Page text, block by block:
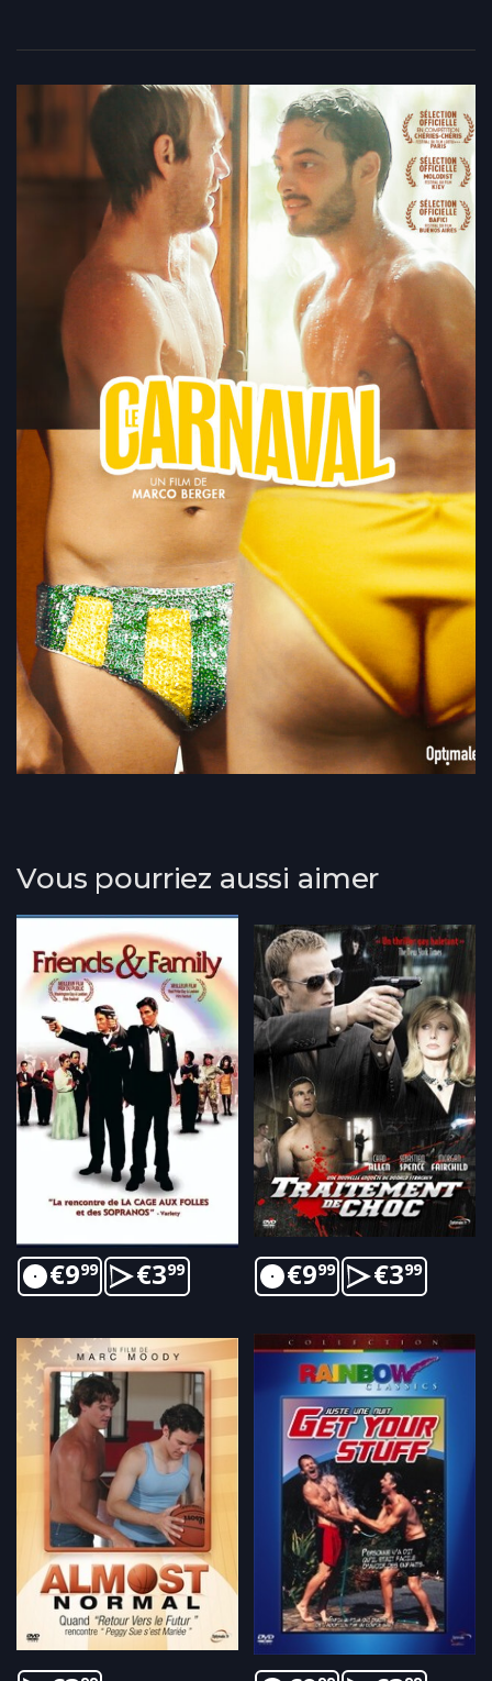
Vous pourriez aussi aimer
€999 €399 €999 €399